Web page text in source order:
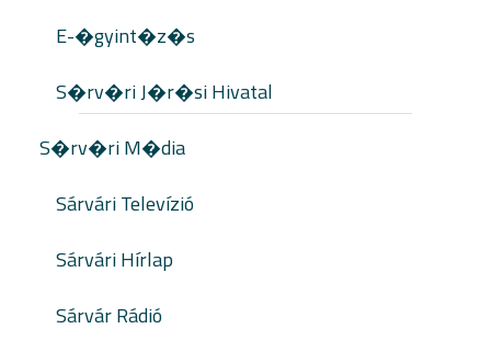
E-�gyint�z�s
S�rv�ri J�r�si Hivatal
S�rv�ri M�dia
Sárvári Televízió
Sárvári Hírlap
Sárvár Rádió